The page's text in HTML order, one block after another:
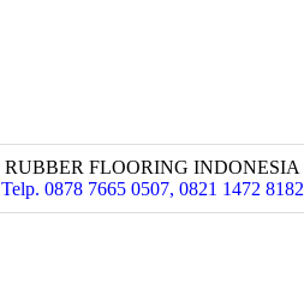
RUBBER FLOORING INDONESIA
Telp. 0878 7665 0507, 0821 1472 8182